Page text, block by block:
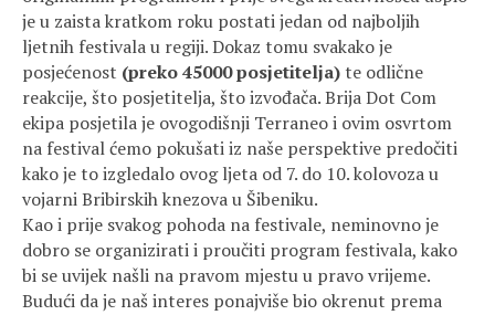
je u zaista kratkom roku postati jedan od najboljih
ljetnih festivala u regiji. Dokaz tomu svakako je
posjećenost (preko 45000 posjetitelja)te odlične
reakcije, što posjetitelja, što izvođača. Brija Dot Com
ekipa posjetila je ovogodišnji Terraneo i ovim osvrtom
na festival ćemo pokušati iz naše perspektive predočiti
kako je to izgledalo ovog ljeta od 7. do 10. kolovoza u
vojarni Bribirskih knezova u Šibeniku.
Kao i prije svakog pohoda na festivale, neminovno je
dobro se organizirati i proučiti program festivala, kako
bi se uvijek našli na pravom mjestu u pravo vrijeme.
Budući da je naš interes ponajviše bio okrenut prema